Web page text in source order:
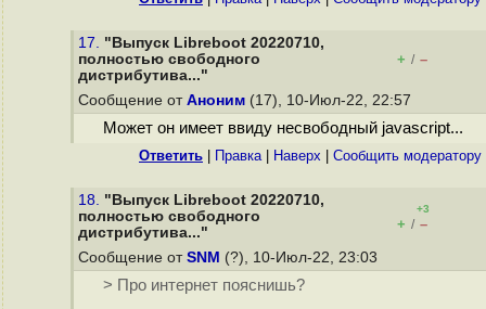
17. "Выпуск Libreboot 20220710,
полностью свободного
дистрибутива..."
+ / –
Сообщение от Аноним (17), 10-Июл-22, 22:57
Может он имеет ввиду несвободный javascript...
Ответить Правка| Наверх Cообщить модератору
18. "Выпуск Libreboot 20220710,
полностью свободного
дистрибутива..."
+3
+ / –
Сообщение от SNM (?), 10-Июл-22, 23:03
> Про интернет пояснишь?